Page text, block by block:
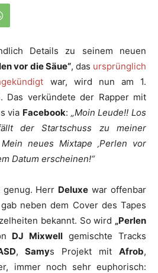
Details zu seinem neuen
vor die Säue“, das ursprünglich
war, wird nun am 1.
Das verkündete der Rapper mit
via Facebook: „Moin Leude!! Los
fällt der Startschuss zu meiner
Mein neues Mixtape ‚Perlen vor
Datum erscheinen!“
Herr Deluxe war offenbar
neben dem Cover des Tapes
bekannt. So wird „Perlen
DJ Mixwell gemischte Tracks
,Samys Projekt mitAfrob,
immer noch sehr euphorisch: